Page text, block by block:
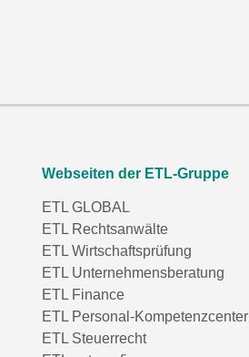
Webseiten der ETL-Gruppe
ETL GLOBAL
ETL Rechtsanwälte
ETL Wirtschaftsprüfung
ETL Unternehmensberatung
ETL Finance
ETL Personal-Kompetenzcenter
ETL Steuerrecht